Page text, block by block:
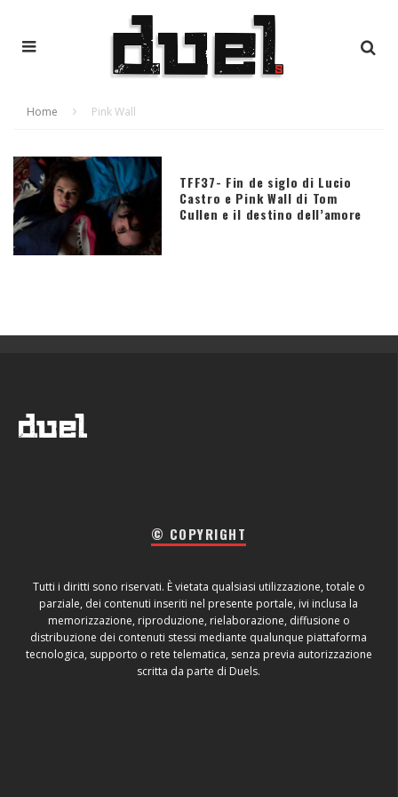
Home Pink Wall
TFF37- Fin de siglo di Lucio
Castro e Pink Wall di Tom
Cullen e il destino dell’amore
© COPYRIGHT
Tutti i diritti sono riservati. È vietata qualsiasi utilizzazione, totale o
parziale, dei contenuti inseriti nel presente portale, ivi inclusa la
memorizzazione, riproduzione, rielaborazione, diffusione o
distribuzione dei contenuti stessi mediante qualunque piattaforma
tecnologica, supporto o rete telematica, senza previa autorizzazione
scritta da parte di Duels.